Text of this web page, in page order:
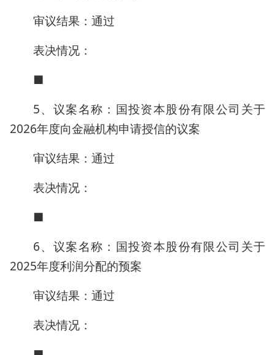
审议结果：通过
表决情况：
■
5、议案名称：国投资本股份有限公司关于
2026年度向金融机构申请授信的议案
审议结果：通过
表决情况：
■
6、议案名称：国投资本股份有限公司关于
2025年度利润分配的预案
审议结果：通过
表决情况：